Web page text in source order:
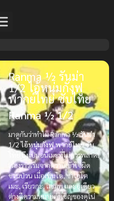
Ranma ½ รันม่า
1/2 ไอ้หนุ่มกังฟู
พากย์ไทย ซับไทย
Ranma ½ 1/2
มาดูกันว่าทำไมRanma ½ รันม่า
1/2 ไอ้หนุ่มกังฟู พากย์ไทย ซับ
ถึงเป็นอนิเมะที่ไม่ควรพลาด!
เรื่องราวเริ่มจากความเข้าใจผิด
ชวนป่วน เมื่อเท็นโด, ซาโอโต
เมะ, เรียวกะ, แชมพู และอุเคียว
ต่างตีความหมายคำเชิญของคุโน่